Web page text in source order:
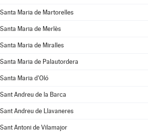
Santa Maria de Martorelles
Santa Maria de Merlès
Santa Maria de Miralles
Santa Maria de Palautordera
Santa Maria d'Oló
Sant Andreu de la Barca
Sant Andreu de Llavaneres
Sant Antoni de Vilamajor